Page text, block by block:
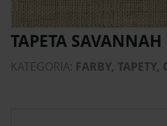
TAPETA SAVANNAH
KATEGORIA: FARBY,